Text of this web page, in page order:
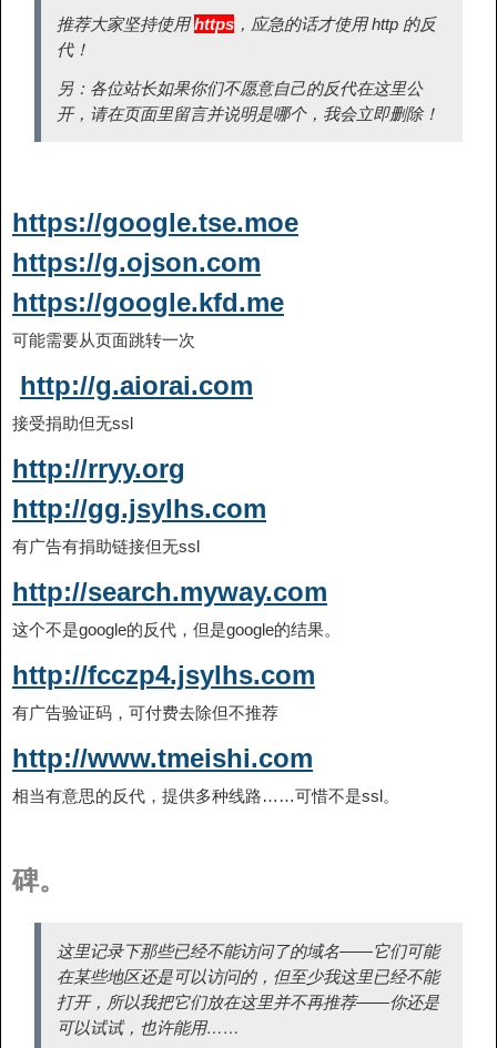
推荐大家坚持使用https ，应急的话才使用 http 的反
代！
另：各位站长如果你们不愿意自己的反代在这里公
开，请在页面里留言并说明是哪个，我会立即删除！
https://google.tse.moe
https://g.ojson.com
https://google.kfd.me
可能需要从页面跳转一次
http://g.aiorai.com
接受捐助但无ssl
http://rryy.org
http://gg.jsylhs.com
有广告有捐助链接但无ssl
http://search.myway.com
这个不是google的反代，但是google的结果。
http://fcczp4.jsylhs.com
有广告验证码，可付费去除但不推荐
http://www.tmeishi.com
相当有意思的反代，提供多种线路……可惜不是ssl。
碑。
这里记录下那些已经不能访问了的域名——它们可能
在某些地区还是可以访问的，但至少我这里已经不能
打开，所以我把它们放在这里并不再推荐——你还是
可以试试，也许能用……